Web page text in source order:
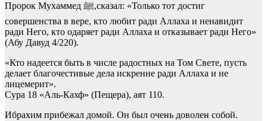
Пророк Мухаммед ﷺ,сказал: «Только тот достиг
совершенства в вере, кто любит ради Аллаха и ненавидит
ради Него, кто одаряет ради Аллаха и отказывает ради Него»
(Абу Давуд 4/220).
«Кто надеется быть в числе радостных на Том Свете, пусть
делает благочестивые дела искренне ради Аллаха и не
лицемерит».
Сура 18 «Аль-Кахф» (Пещера), аят 110.
Ибрахим прибежал домой. Он был очень доволен собой.